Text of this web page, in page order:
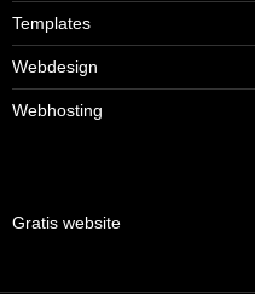
Templates
Webdesign
Webhosting
Gratis website